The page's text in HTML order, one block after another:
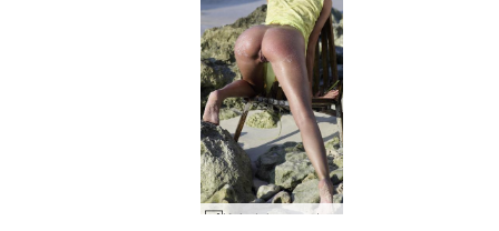
Keindahan pantai Brigi #45